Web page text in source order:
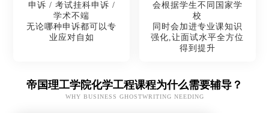
申诉 / 考试挂科申诉 /
学术不端
无论哪种申诉都可以专
业应对自如
会根据学生不同国家学
校
同时会加进专业课知识
强化,让面试水平全方位
得到提升
帝国理工学院化学工程课程为什么需要辅导？
WHY BUSINESS GHOSTWRITING NEEDING